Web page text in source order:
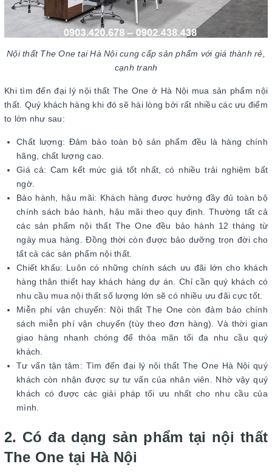
Nội thất The One tại Hà Nội cung cấp sản phẩm với giá thành rẻ,
cạnh tranh
Khi tìm đến đại lý nội thất The One ở Hà Nội mua sản phẩm nội
thất. Quý khách hàng khi đó sẽ hài lòng bởi rất nhiều các ưu điểm
to lớn như sau:
Chất lượng: Đảm bảo toàn bộ sản phẩm đều là hàng chính
hãng, chất lượng cao.
Giá cả: Cam kết mức giá tốt nhất, có nhiều trải nghiệm bất
ngờ.
Bảo hành, hậu mãi: Khách hàng được hưởng đầy đủ toàn bộ
chính sách bảo hành, hậu mãi theo quy định. Thường tất cả
các sản phẩm nội thất The One đều bảo hành 12 tháng từ
ngày mua hàng. Đồng thời còn được bảo dưỡng trọn đời cho
tất cả các sản phẩm nội thất.
Chiết khấu: Luôn có những chính sách ưu đãi lớn cho khách
hàng thân thiết hay khách hàng dự án. Chỉ cần quý khách có
nhu cầu mua nội thất số lượng lớn sẽ có nhiều ưu đãi cực tốt.
Miễn phí vận chuyển: Nội thất The One còn đảm bảo chính
sách miễn phí vận chuyển (tùy theo đơn hàng). Và thời gian
giao hàng nhanh chóng để thỏa mãn tối đa nhu cầu quý
khách.
Tư vấn tận tâm: Tìm đến đại lý nội thất The One Hà Nội quý
khách còn nhận được sự tư vấn của nhân viên. Nhờ vậy quý
khách có được các giải pháp tối ưu nhất cho nhu cầu của
mình.
2. Có đa dạng sản phẩm tại nội thất
The One tại Hà Nội